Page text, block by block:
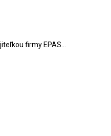
firmy EPAS...